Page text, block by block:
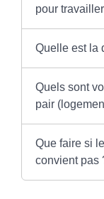
pour
Quelle est la
Quels sont
pair
Que faire si
convient pas